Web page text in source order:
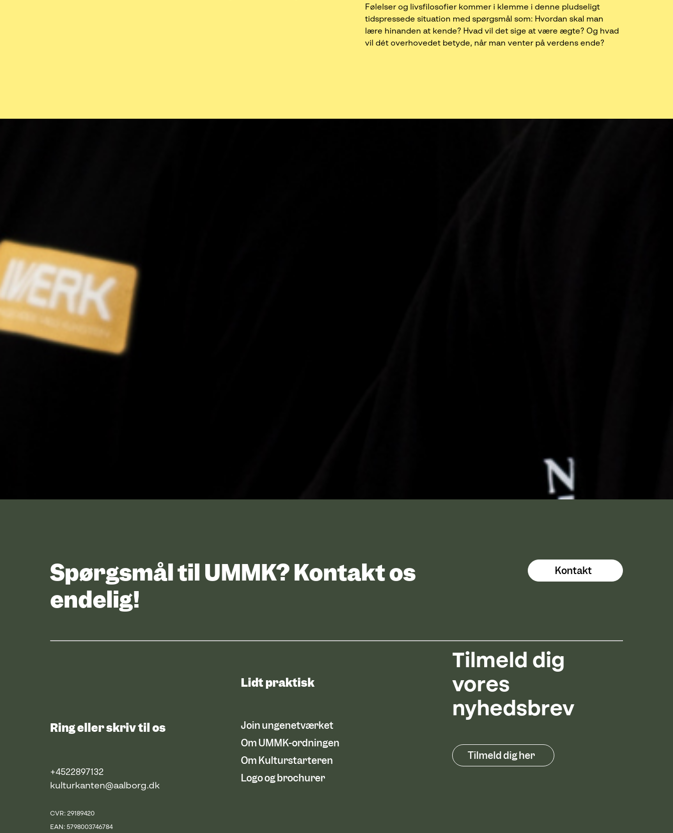
Følelser og livsfilosofier kommer i klemme i denne pludseligt
tidspressede situation med spørgsmål som: Hvordan skal man
lære hinanden at kende? Hvad vil det sige at være ægte? Og hvad
vil dét overhovedet betyde, når man venter på verdens ende?
Spørgsmål til UMMK? Kontakt os
endelig!
Kontakt
Ring eller skriv til os
+4522897132
kulturkanten@aalborg.dk
CVR: 29189420
EAN: 5798003746784
Lidt praktisk
Join ungenetværket
Om UMMK-ordningen
Om Kulturstarteren
Logo og brochurer
Tilmeld dig
vores
nyhedsbrev
Tilmeld dig her